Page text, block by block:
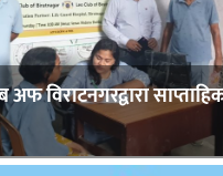
विराटनगरद्वारा